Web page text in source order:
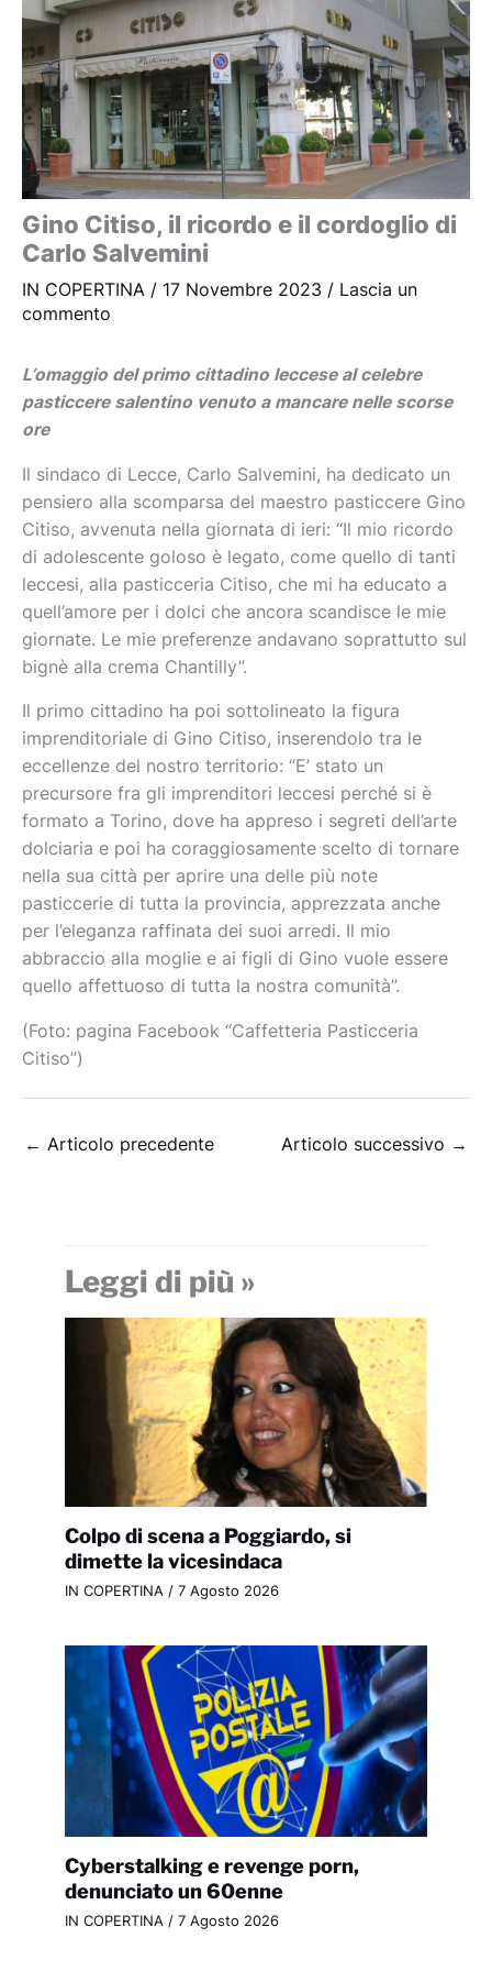
Gino Citiso, il ricordo e il cordoglio di
Carlo Salvemini
IN COPERTINA / 17 Novembre 2023 / Lascia un
commento
L’omaggio del primo cittadino leccese al celebre
pasticcere salentino venuto a mancare nelle scorse
ore
Il sindaco di Lecce, Carlo Salvemini, ha dedicato un
pensiero alla scomparsa del maestro pasticcere Gino
Citiso, avvenuta nella giornata di ieri: “Il mio ricordo
di adolescente goloso è legato, come quello di tanti
leccesi, alla pasticceria Citiso, che mi ha educato a
quell’amore per i dolci che ancora scandisce le mie
giornate. Le mie preferenze andavano soprattutto sul
bignè alla crema Chantilly”.
Il primo cittadino ha poi sottolineato la figura
imprenditoriale di Gino Citiso, inserendolo tra le
eccellenze del nostro territorio: “E’ stato un
precursore fra gli imprenditori leccesi perché si è
formato a Torino, dove ha appreso i segreti dell’arte
dolciaria e poi ha coraggiosamente scelto di tornare
nella sua città per aprire una delle più note
pasticcerie di tutta la provincia, apprezzata anche
per l’eleganza raffinata dei suoi arredi. Il mio
abbraccio alla moglie e ai figli di Gino vuole essere
quello affettuoso di tutta la nostra comunità”.
(Foto: pagina Facebook “Caffetteria Pasticceria
Citiso”)
← Articolo precedente Articolo successivo →
Leggi di più »
Colpo di scena a Poggiardo, si
dimette la vicesindaca
IN COPERTINA / 7 Agosto 2026
Cyberstalking e revenge porn,
denunciato un 60enne
IN COPERTINA / 7 Agosto 2026